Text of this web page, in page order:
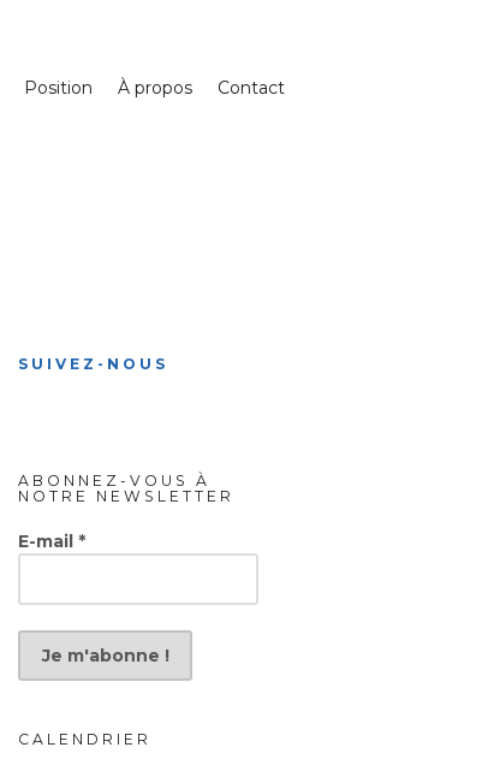
Position À propos Contact
SUIVEZ-NOUS
ABONNEZ-VOUS À
NOTRE NEWSLETTER
E-mail *
CALENDRIER